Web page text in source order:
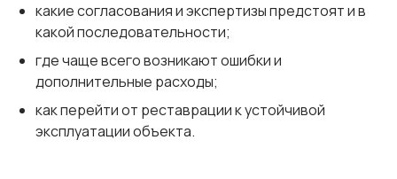
какие согласования и экспертизы предстоят и в
какой последовательности;
где чаще всего возникают ошибки и
дополнительные расходы;
как перейти от реставрации к устойчивой
эксплуатации объекта.